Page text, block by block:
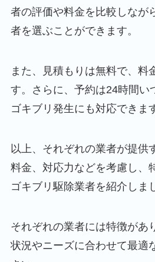
者の評価や料金を比較しなが
者を選ぶことができます。
また、見積もりは無料で、料
す。さらに、予約は24時間い
ゴキブリ発生にも対応できま
以上、それぞれの業者が提供
料金、対応力などを考慮し、
ゴキブリ駆除業者を紹介しま
それぞれの業者には特徴があ
状況やニーズに合わせて最適